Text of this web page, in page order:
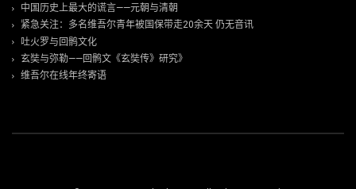
中国历史上最大的谎言——元朝与清朝
紧急关注：多名维吾尔青年被国保带走20余天 仍无音讯
吐火罗与回鹘文化
玄奘与弥勒——回鹘文《玄奘传》研究》
维吾尔在线年终寄语